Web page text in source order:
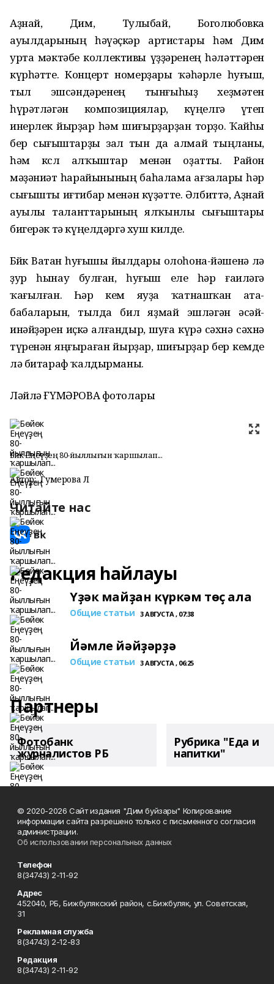
Аҙнай, Дим, Тулыбай, Боголюбовка
ауылдарының һәүәҫкәр артистары һәм Дим
урта мәктәбе коллективы үҙҙәренең һәләттәрен
күрһәтте. Концерт номерҙары ҡәһәрле һуғыш,
тыл эшсәндәренең тынғыһыҙ хеҙмәтен
һүрәтләгән композициялар, күңелгә үтеп
инерлек йырҙар һәм шиғырҙарҙан торҙо. Ҡайһы
бер сығыштарҙы зал тын да алмай тыңланы,
һәм көслө алҡыштар менән оҙатты. Район
мәҙәниәт һарайынының баһалама ағзалары һәр
сығышты иғтибар менән күҙәтте. Әлбиттә, Аҙнай
ауылы таланттарының ялҡынлы сығыштары
бигерәк тә күңелдәргә хуш килде.
Бөйөк Ватан һуғышы йылдары олоһона-йәшенә лә
ҙур һынау булған, һуғыш еле һәр ғаиләгә
ҡағылған. Һәр кем яуҙа ҡатнашҡан ата-
бабаларын, тылда бил яҙмай эшләгән әсәй-
инәйҙәрен иҫкә алғандыр, шуға күрә сәхнә сәхнә
түренән яңғыраған йырҙар, шиғырҙар бер кемде
лә битараф ҡалдырманы.
Ләйлә ҒҮМӘРОВА фотолары
Бөйөк Еңеүҙең 80-йыллығын ҡаршылап...
Автор: Гумерова Л
Читайте нас
Редакция һайлауы
Үҙәк майҙан күркәм төҫ ала
Общие статьи 3 АВГУСТА , 07:38
Йәмле йәйҙәрҙә
Общие статьи 3 АВГУСТА , 06:25
Партнеры
Фотобанк
журналистов РБ
Рубрика "Еда и
напитки"
© 2020-2026 Сайт издания "Дим буйзары" Копирование
информации сайта разрешено только с письменного согласия
администрации.
Об использовании персональных данных
Телефон
8(34743) 2-11-92
Адрес
452040, РБ, Бижбулякский район, с.Бижбуляк, ул. Советская,
31
Рекламная служба
8(34743) 2-12-83
Редакция
8(34743) 2-11-92